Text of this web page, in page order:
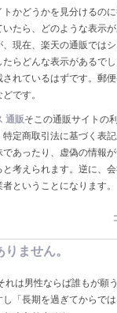
かどうかを見分けるの
たら、どのような表示
現在、楽天の通販では
らどんな表示があるでし
れているはずです。郵
です。
通販そこの通販サイトの
定商取引法に基づく表
あったり、虚偽の情報
考えられます。逆に、
ということになります。
ません。
れは男性ならば誰もが願
し「長期を過ぎてからで